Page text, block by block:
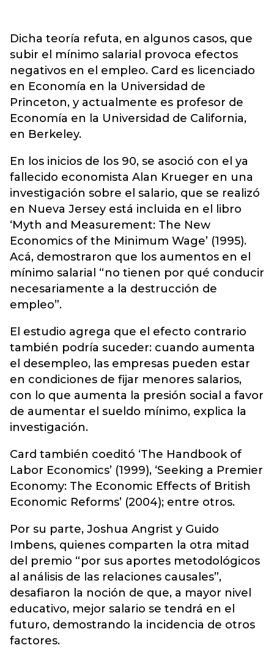
Dicha teoría refuta, en algunos casos, que
subir el mínimo salarial provoca efectos
negativos en el empleo. Card es licenciado
en Economía en la Universidad de
Princeton, y actualmente es profesor de
Economía en la Universidad de California,
en Berkeley.
En los inicios de los 90, se asoció con el ya
fallecido economista Alan Krueger en una
investigación sobre el salario, que se realizó
en Nueva Jersey está incluida en el libro
‘Myth and Measurement: The New
Economics of the Minimum Wage’ (1995).
Acá, demostraron que los aumentos en el
mínimo salarial “no tienen por qué conducir
necesariamente a la destrucción de
empleo”.
El estudio agrega que el efecto contrario
también podría suceder: cuando aumenta
el desempleo, las empresas pueden estar
en condiciones de fijar menores salarios,
con lo que aumenta la presión social a favor
de aumentar el sueldo mínimo, explica la
investigación.
Card también coeditó ‘The Handbook of
Labor Economics’ (1999), ‘Seeking a Premier
Economy: The Economic Effects of British
Economic Reforms’ (2004); entre otros.
Por su parte, Joshua Angrist y Guido
Imbens, quienes comparten la otra mitad
del premio “por sus aportes metodológicos
al análisis de las relaciones causales”,
desafiaron la noción de que, a mayor nivel
educativo, mejor salario se tendrá en el
futuro, demostrando la incidencia de otros
factores.